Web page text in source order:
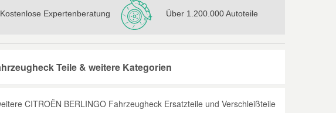
Kostenlose Expertenberatung Über 1.200.000 Autoteile
Teile & weitere Kategorien
CITROËN BERLINGO Fahrzeugheck Ersatzteile und Verschleißteile